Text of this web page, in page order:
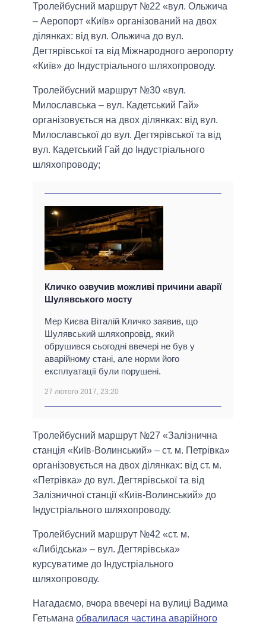
Тролейбусний маршрут №22 «вул. Ольжича
– Аеропорт «Київ» організований на двох
ділянках: від вул. Ольжича до вул.
Дегтярівської та від Міжнародного аеропорту
«Київ» до Індустріального шляхопроводу.
Тролейбусний маршрут №30 «вул.
Милославська – вул. Кадетський Гай»
організовується на двох ділянках: від вул.
Милославської до вул. Дегтярівської та від
вул. Кадетський Гай до Індустріального
шляхопроводу;
Кличко озвучив можливі причини аварії
Шулявського мосту
Мер Києва Віталій Кличко заявив, що
Шулявський шляхопровід, який
обрушився сьогодні ввечері не був у
аварійному стані, але норми його
експлуатації були порушені.
27 лютого 2017, 23:20
Тролейбусний маршрут №27 «Залізнична
станція «Київ-Волинський» – ст. м. Петрівка»
організовується на двох ділянках: від ст. м.
«Петрівка» до вул. Дегтярівської та від
Залізничної станції «Київ-Волинський» до
Індустріального шляхопроводу.
Тролейбусний маршрут №42 «ст. м.
«Либідська» – вул. Дегтярівська»
курсуватиме до Індустріального
шляхопроводу.
Нагадаємо, вчора ввечері на вулиці Вадима
Гетьмана обвалилася частина аварійного